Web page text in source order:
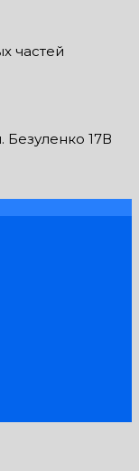
частей
Безуленко 17В